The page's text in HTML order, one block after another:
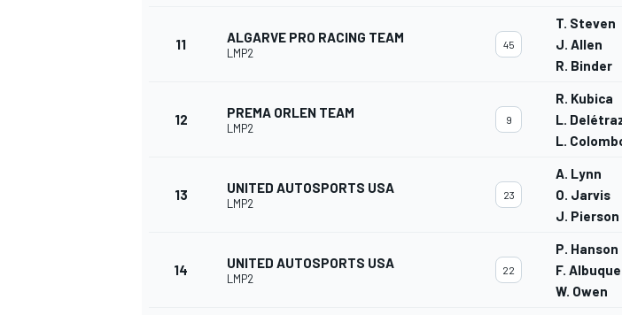
11 ALGARVE PRO RACING TEAM
LMP2
45
T. Steven
J. Allen
R. Binder
12 PREMA ORLEN TEAM
LMP2
9
R. Kubica
L.
L.
13 UNITED AUTOSPORTS USA
LMP2
23
A. Lynn
O. Jarvis
J. Pierson
14 UNITED AUTOSPORTS USA
LMP2
22
P. Hanson
F.
W. Owen